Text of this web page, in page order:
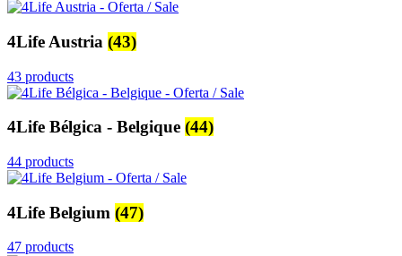
4Life Austria (43)
43 products
4Life Bélgica - Belgique (44)
44 products
4Life Belgium (47)
47 products